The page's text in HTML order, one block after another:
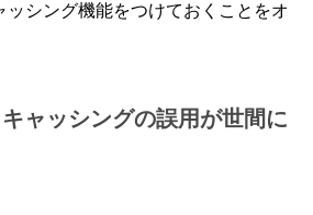
ッシング機能をつけておくことをオ
ャッシングの誤用が世間に